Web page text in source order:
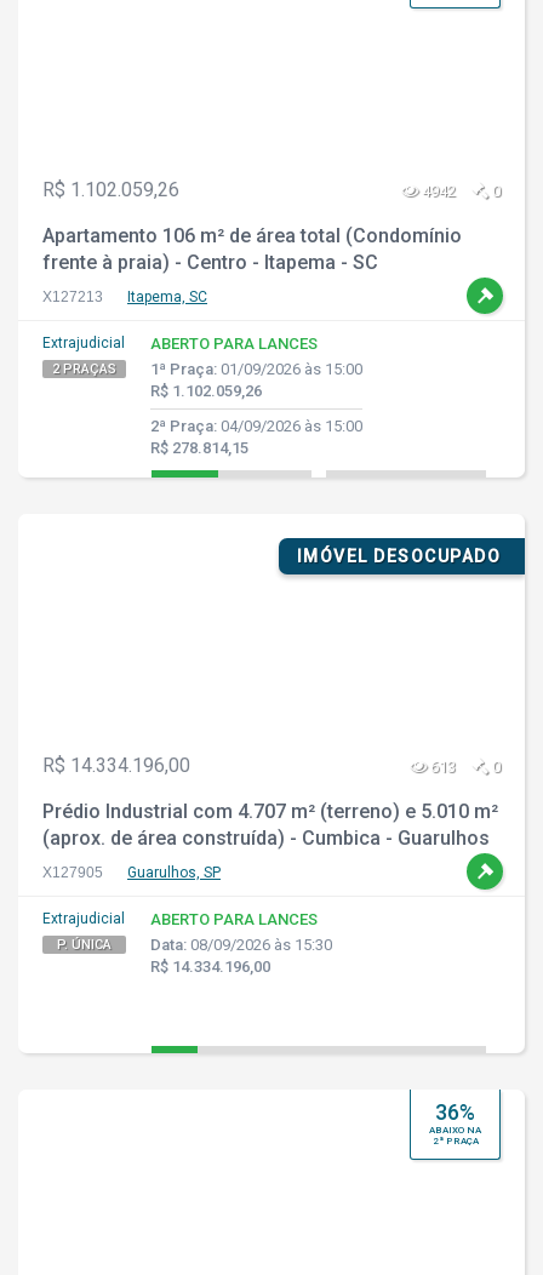
R$ 1.102.059,26 4942 0
Apartamento 106 m² de área total (Condomínio
frente à praia) - Centro - Itapema - SC
X127213 Itapema, SC
Extrajudicial
2 PRAÇAS
ABERTO PARA LANCES
1ª Praça: 01/09/2026 às 15:00
R$ 1.102.059,26
2ª Praça: 04/09/2026 às 15:00
R$ 278.814,15
IMÓVEL DESOCUPADO
R$ 14.334.196,00 613 0
Prédio Industrial com 4.707 m² (terreno) e 5.010 m²
(aprox. de área construída) - Cumbica - Guarulhos
- SP
X127905 Guarulhos, SP
Extrajudicial
P. ÚNICA
ABERTO PARA LANCES
Data: 08/09/2026 às 15:30
R$ 14.334.196,00
36%
ABAIXO NA
2ª PRAÇA